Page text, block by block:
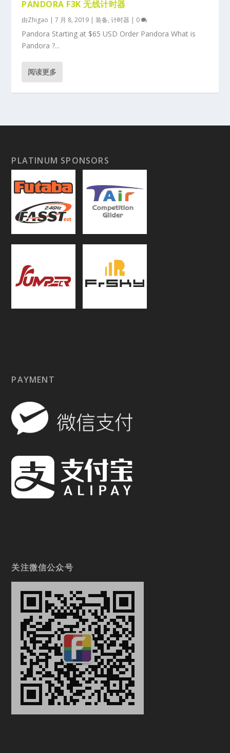
PANDORA F3K 无线计时器
由Zhigao |7 月 8, 2019 |装备,计时器 | 0
Pandora Starting at $65 USD Order Pandora What is
Pandora ?...
阅读更多
PLATINUM SPONSORS
PAYMENT
关注微信公众号